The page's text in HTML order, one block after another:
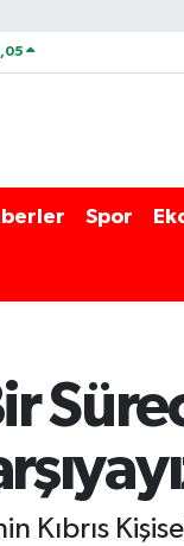
Spor
Kıbrıs